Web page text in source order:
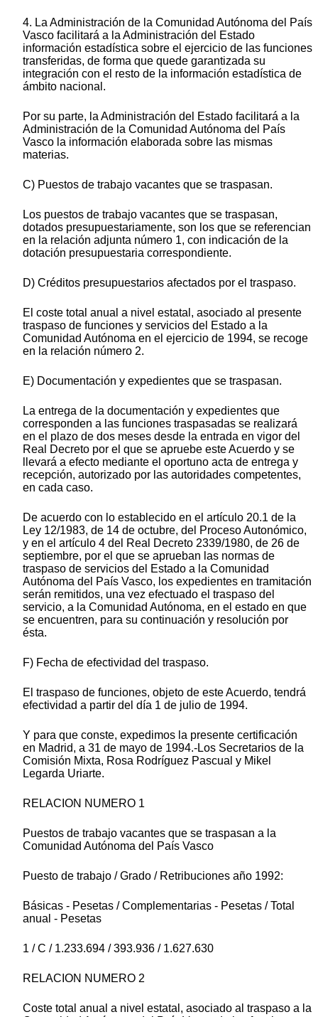
4. La Administración de la Comunidad Autónoma del País
Vasco facilitará a la Administración del Estado
información estadística sobre el ejercicio de las funciones
transferidas, de forma que quede garantizada su
integración con el resto de la información estadística de
ámbito nacional.
Por su parte, la Administración del Estado facilitará a la
Administración de la Comunidad Autónoma del País
Vasco la información elaborada sobre las mismas
materias.
C) Puestos de trabajo vacantes que se traspasan.
Los puestos de trabajo vacantes que se traspasan,
dotados presupuestariamente, son los que se referencian
en la relación adjunta número 1, con indicación de la
dotación presupuestaria correspondiente.
D) Créditos presupuestarios afectados por el traspaso.
El coste total anual a nivel estatal, asociado al presente
traspaso de funciones y servicios del Estado a la
Comunidad Autónoma en el ejercicio de 1994, se recoge
en la relación número 2.
E) Documentación y expedientes que se traspasan.
La entrega de la documentación y expedientes que
corresponden a las funciones traspasadas se realizará
en el plazo de dos meses desde la entrada en vigor del
Real Decreto por el que se apruebe este Acuerdo y se
llevará a efecto mediante el oportuno acta de entrega y
recepción, autorizado por las autoridades competentes,
en cada caso.
De acuerdo con lo establecido en el artículo 20.1 de la
Ley 12/1983, de 14 de octubre, del Proceso Autonómico,
y en el artículo 4 del Real Decreto 2339/1980, de 26 de
septiembre, por el que se aprueban las normas de
traspaso de servicios del Estado a la Comunidad
Autónoma del País Vasco, los expedientes en tramitación
serán remitidos, una vez efectuado el traspaso del
servicio, a la Comunidad Autónoma, en el estado en que
se encuentren, para su continuación y resolución por
ésta.
F) Fecha de efectividad del traspaso.
El traspaso de funciones, objeto de este Acuerdo, tendrá
efectividad a partir del día 1 de julio de 1994.
Y para que conste, expedimos la presente certificación
en Madrid, a 31 de mayo de 1994.-Los Secretarios de la
Comisión Mixta, Rosa Rodríguez Pascual y Mikel
Legarda Uriarte.
RELACION NUMERO 1
Puestos de trabajo vacantes que se traspasan a la
Comunidad Autónoma del País Vasco
Puesto de trabajo / Grado / Retribuciones año 1992:
Básicas - Pesetas / Complementarias - Pesetas / Total
anual - Pesetas
1 / C / 1.233.694 / 393.936 / 1.627.630
RELACION NUMERO 2
Coste total anual a nivel estatal, asociado al traspaso a la